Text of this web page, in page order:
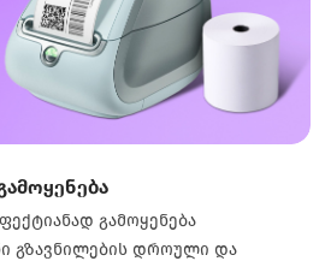
გამოყენება
გზავნილების დროული და